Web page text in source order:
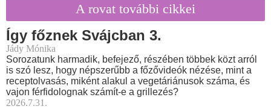
A rovat további cikkei
Így főznek Svájcban 3.
Jády Mónika
Sorozatunk harmadik, befejező, részében többek közt arról
is szó lesz, hogy népszerűbb a főzővideók nézése, mint a
receptolvasás, miként alakul a vegetáriánusok száma, és
vajon férfidolognak számít-e a grillezés?
2026.7.31.